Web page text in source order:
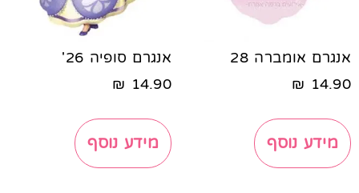
אנגרם אומברה 28
14.90
₪
מידע נוסף
אנגרם סופיה 26'
14.90
₪
מידע נוסף